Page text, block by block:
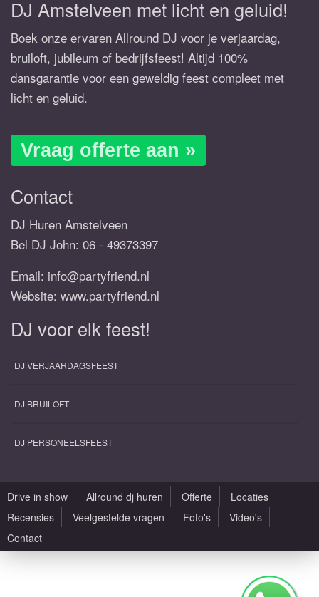
DJ Amstelveen met licht en geluid!
Boek onze ervaren Allround DJ voor je verjaardag,
bruiloft, jubileum of bedrijfsfeest! Altijd 100%
dansgarantie voor een geweldig feest compleet met
licht en geluid.
Vraag offerte aan »
Contact
DJ Huren Amstelveen
Bel DJ John: 06 - 49373397
Email: info@partyfriend.nl
Website: www.partyfriend.nl
DJ voor elk feest!
DJ VERJAARDAGSFEEST
DJ BRUILOFT
DJ PERSONEELSFEEST
Drive in show Allround dj huren Offerte
Locaties
Recensies
Veelgestelde vragen Foto's
Video's
Contact
Algemene voorwaarden